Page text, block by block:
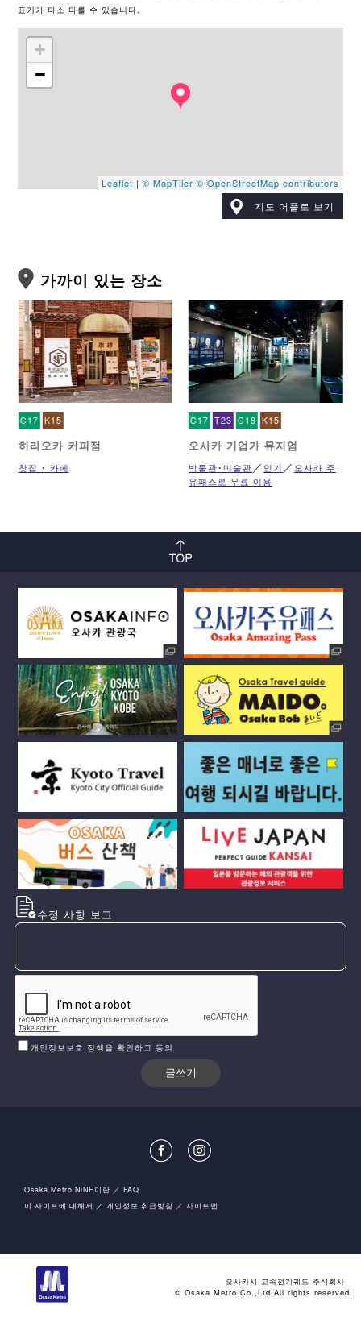
표기가 다소 다를 수 있습니다.
+
−
Leaflet | © MapTiler © OpenStreetMap contributors
지도 어플로 보기
가까이 있는 장소
C17 K15
히라오카 커피점
찻집 ･ 카페
C17 T23 C18 K15
오사카 기업가 뮤지엄
박물관･미술관 인기
오사카 주
유패스로 무료 이용
수정 사항 보고
개인정보보호 정책을 확인하고 동의
Osaka Metro NiNE이란
FAQ
이 사이트에 대해서
개인정보 취급방침 사이트맵
오사카시 고속전기궤도 주식회사
© Osaka Metro Co.,Ltd All rights reserved.